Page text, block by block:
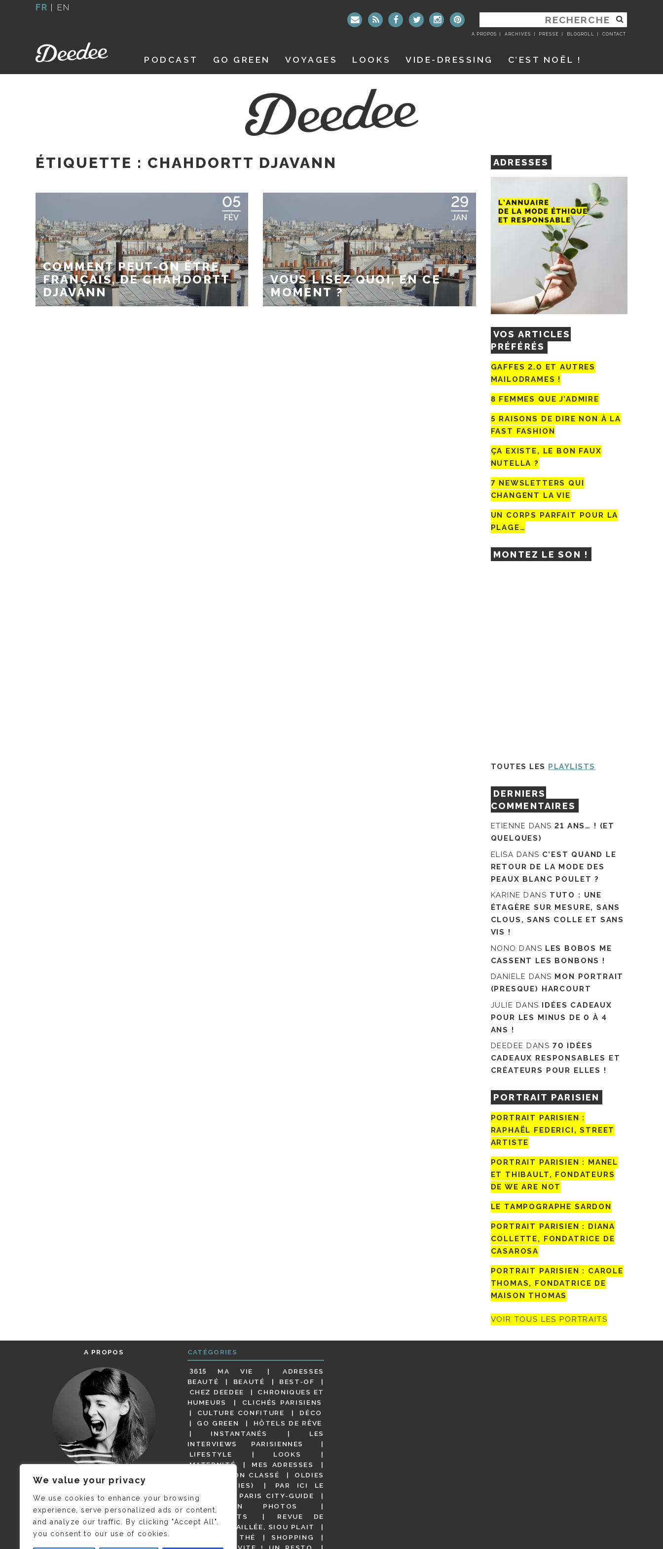
We value your privacy
We use cookies to enhance your browsing
experience, serve personalized ads or content,
and analyze our traffic. By clicking "Accept All",
you consent to our use of cookies.
FR | EN
RECHERCHER
:
A PROPOS ARCHIVES PRESSE BLOGROLL CONTACT
PODCAST GO GREEN VOYAGES LOOKS VIDE-DRESSING C’EST NOËL !
ÉTIQUETTE : CHAHDORTT DJAVANN
05
FÉV
COMMENT PEUT-ON ÊTRE
FRANÇAIS, DE CHAHDORTT
DJAVANN
29
JAN
VOUS LISEZ QUOI, EN CE
MOMENT ?
ADRESSES
VOS ARTICLES
PRÉFÉRÉS
GAFFES 2.0 ET AUTRES
MAILODRAMES !
8 FEMMES QUE J’ADMIRE
5 RAISONS DE DIRE NON À LA
FAST FASHION
ÇA EXISTE, LE BON FAUX
NUTELLA ?
7 NEWSLETTERS QUI
CHANGENT LA VIE
UN CORPS PARFAIT POUR LA
PLAGE…
MONTEZ LE SON !
TOUTES LES PLAYLISTS
DERNIERS
COMMENTAIRES
ETIENNE DANS21 ANS… ! (ET
QUELQUES)
ELISA DANS C’EST QUAND LE
RETOUR DE LA MODE DES
PEAUX BLANC POULET ?
KARINE DANS TUTO : UNE
ÉTAGÈRE SUR MESURE, SANS
CLOUS, SANS COLLE ET SANS
VIS !
NONO DANS LES BOBOS ME
CASSENT LES BONBONS !
DANIELE DANS MON PORTRAIT
(PRESQUE) HARCOURT
JULIE DANS IDÉES CADEAUX
POUR LES MINUS DE 0 À 4
ANS !
DEEDEE DANS 70 IDÉES
CADEAUX RESPONSABLES ET
CRÉATEURS POUR ELLES !
PORTRAIT PARISIEN
PORTRAIT PARISIEN :
RAPHAËL FEDERICI, STREET
ARTISTE
PORTRAIT PARISIEN : MANEL
ET THIBAULT, FONDATEURS
DE WE ARE NOT
LE TAMPOGRAPHE SARDON
PORTRAIT PARISIEN : DIANA
COLLETTE, FONDATRICE DE
CASAROSA
PORTRAIT PARISIEN : CAROLE
THOMAS, FONDATRICE DE
MAISON THOMAS
VOIR TOUS LES PORTRAITS
A PROPOS
JE M’APPELLE DELPHINE MAIS
C’EST ©CAMILLE COLLIN QUI A
PRIS CETTE PHOTO !
CATÉGORIES
3615 MA VIE
ADRESSES
BEAUTÉ
BEAUTÉ
BEST-OF
CHEZ DEEDEE
CHRONIQUES ET
HUMEURS
CLICHÉS PARISIENS
CULTURE CONFITURE
DÉCO
GO GREEN
HÔTELS DE RÊVE
INSTANTANÉS
LES
INTERVIEWS PARISIENNES
LIFESTYLE
LOOKS
MATERNITÉ
MES ADRESSES
NON CLASSÉ
OLDIES
(BUT GOODIES)
PAR ICI LE
MAGOT !
PARIS CITY-GUIDE
PARIS EN PHOTOS
RESTAURANTS
REVUE DE
PRESSE DÉTAILLÉE, SIOU PLAIT
SALONS DE THÉ
SHOPPING
VIDÉOS
VITE ! UN RESTO